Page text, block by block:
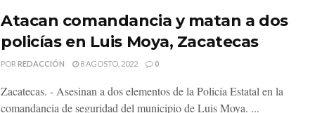
Atacan comandancia y matan a dos
policías en Luis Moya, Zacatecas
POR REDACCIÓN 8 AGOSTO, 2022 0
Zacatecas. - Asesinan a dos elementos de la Policía Estatal en la
comandancia de seguridad del municipio de Luis Moya. ...